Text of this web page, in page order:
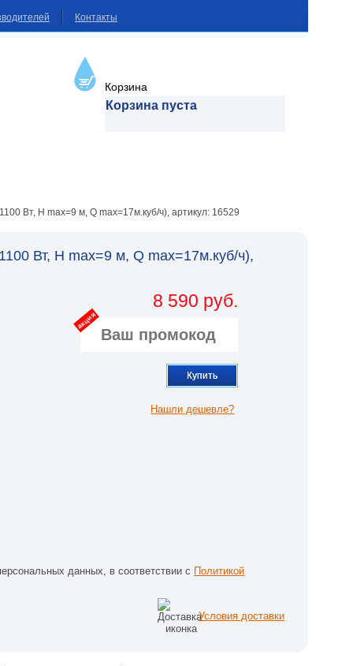
Контакты
Корзина
Корзина пуста
Вт, H max=9 м, Q max=17м.куб/ч), артикул: 16529
Вт, H max=9 м, Q max=17м.куб/ч),
8 590 руб.
акция
Купить
Нашли дешевле?
данных, в соответствии с Политикой
Условия доставки